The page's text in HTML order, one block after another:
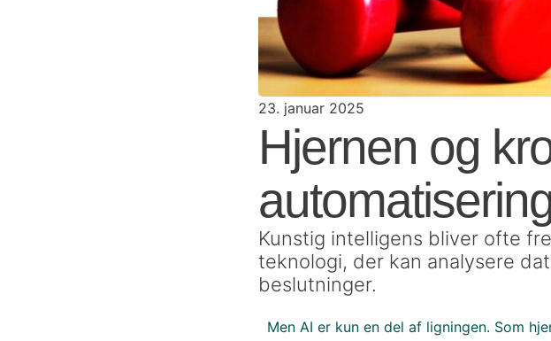
23. januar 2025
Hjernen og
Kunstig intelligens bliver ofte
teknologi, der kan analysere
beslutninger.
Men AI er kun en del af ligningen. Som